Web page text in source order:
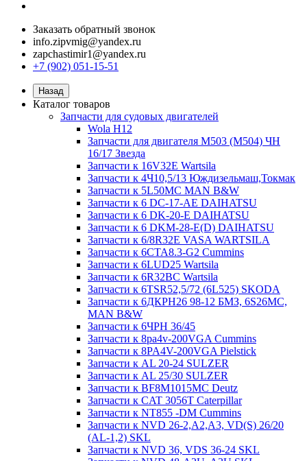
Заказать обратный звонок
info.zipvmig@yandex.ru
zapchastimir1@yandex.ru
+7 (902) 051-15-51
Назад
Каталог товаров
Запчасти для судовых двигателей
Wola H12
Запчасти для двигателя M503 (M504) ЧН
16/17 Звезда
Запчасти к 16V32E Wartsila
Запчасти к 4Ч10,5/13 Юждизельмаш,Токмак
Запчасти к 5L50MC MAN B&W
Запчасти к 6 DC-17-AE DAIHATSU
Запчасти к 6 DK-20-E DAIHATSU
Запчасти к 6 DKM-28-E(D) DAIHATSU
Запчасти к 6/8R32E VASA WARTSILA
Запчасти к 6CTA8.3-G2 Cummins
Запчасти к 6LUD25 Wartsila
Запчасти к 6R32BC Wartsila
Запчасти к 6TSR52,5/72 (6L525) SKODA
Запчасти к 6ДКРН26 98-12 БМЗ, 6S26MC,
MAN B&W
Запчасти к 6ЧРН 36/45
Запчасти к 8pa4v-200VGA Cummins
Запчасти к 8PA4V-200VGA Pielstick
Запчасти к AL 20-24 SULZER
Запчасти к AL 25/30 SULZER
Запчасти к BF8M1015MC Deutz
Запчасти к CAT 3056T Caterpillar
Запчасти к NT855 -DM Cummins
Запчасти к NVD 26-2,A2,A3, VD(S) 26/20
(AL-1,2) SKL
Запчасти к NVD 36, VDS 36-24 SKL